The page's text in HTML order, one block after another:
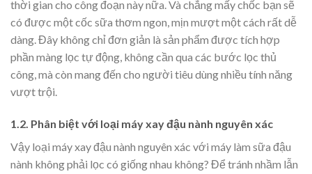
thời gian cho công đoạn này nữa. Và chẳng mấy chốc bạn sẽ
có được một cốc sữa thơm ngon, mịn mượt một cách rất dễ
dàng. Đây không chỉ đơn giản là sản phẩm được tích hợp
phần màng lọc tự động, không cần qua các bước lọc thủ
công, mà còn mang đến cho người tiêu dùng nhiều tính năng
vượt trội.
1.2. Phân biệt với loại máy xay đậu nành nguyên xác
Vậy loại máy xay đậu nành nguyên xác với máy làm sữa đậu
nành không phải lọc có giống nhau không? Để tránh nhầm lẫn